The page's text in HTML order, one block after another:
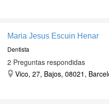
Maria Jesus Escuin Henar
Dentista
2 Preguntas respondidas
Vico, 27, Bajos, 08021,